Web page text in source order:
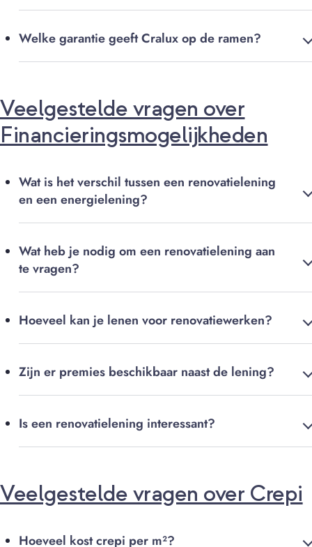
Welke garantie geeft Cralux op de ramen?
Veelgestelde vragen over
Financieringsmogelijkheden
Wat is het verschil tussen een renovatielening
en een energielening?
Wat heb je nodig om een renovatielening aan
te vragen?
Hoeveel kan je lenen voor renovatiewerken?
Zijn er premies beschikbaar naast de lening?
Is een renovatielening interessant?
Veelgestelde vragen over Crepi
Hoeveel kost crepi per m²?